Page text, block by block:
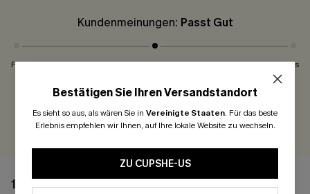
Kundenmeinungen: Passt Gut
Fällt Klein Aus Passt Gut Fällt Groß Aus
300 Punkte für Ihre Bewertung!
BEWERTEN
1 BEWERTUNG
Bestätigen Sie Ihren Versandstandort
Es sieht so aus, als wären Sie in Vereinigte Staaten. Für das beste
Erlebnis empfehlen wir Ihnen, auf Ihre lokale Website zu wechseln.
ZU CUPSHE-US